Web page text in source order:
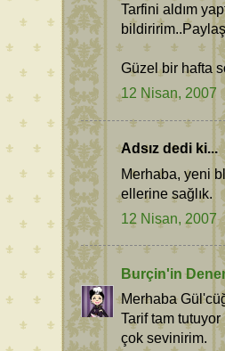
Tarfini aldım
Güzel bir hafta
12 Nisan, 2007
Adsız dedi ki...
Merhaba, yeni
ellerine sağlık.
12 Nisan, 2007
Burçin'in
Merhaba
Tarif tam
çok sevinirim.